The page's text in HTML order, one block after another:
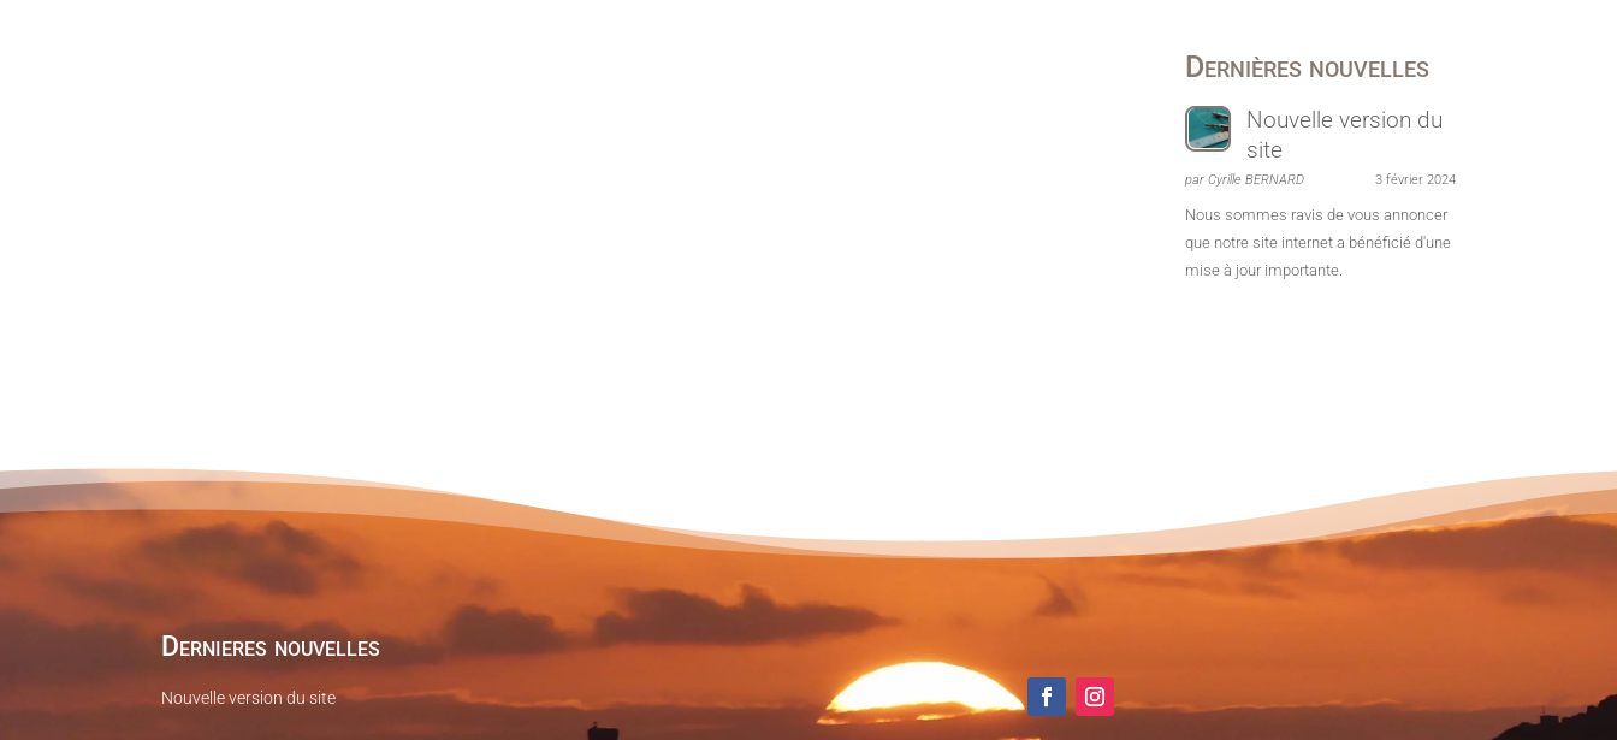
Dernières nouvelles
Nouvelle version du
site
par Cyrille BERNARD 3 février 2024
Nous sommes ravis de vous annoncer
que notre site internet a bénéficié d'une
mise à jour importante.
Dernieres nouvelles
Nouvelle version du site